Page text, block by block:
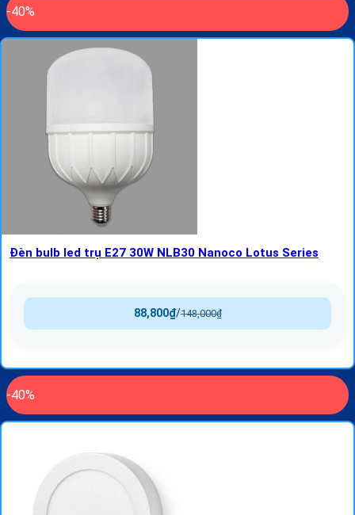
-40%
Đèn bulb led trụ E27 30W NLB30 Nanoco Lotus Series
148,000₫
/
88,800₫
-40%